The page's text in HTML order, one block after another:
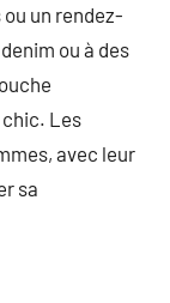
un rendez-
ou à des
chic. Les
avec leur
sa